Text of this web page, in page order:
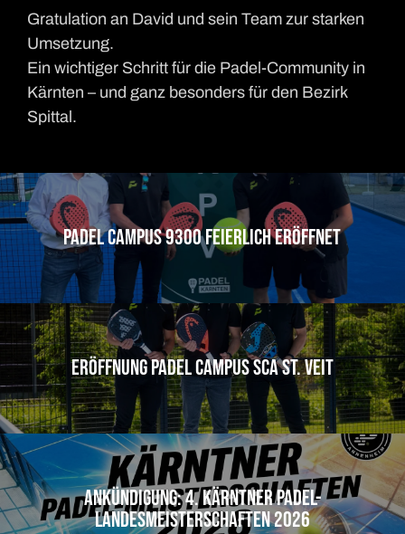
Gratulation an David und sein Team zur starken
Umsetzung.
Ein wichtiger Schritt für die Padel-Community in
Kärnten – und ganz besonders für den Bezirk
Spittal.
Padel Campus 9300 feierlich eröffnet
Eröffnung Padel Campus SCA St. Veit
Ankündigung: 4. Kärntner Padel-
Landesmeisterschaften 2026